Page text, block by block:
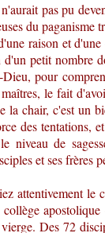
pas pu
du paganisme
raison et
petit nombre
pour
le fait
la chair, c'est un
des tentations,
niveau de
et ses frères
attentivement
Des 72